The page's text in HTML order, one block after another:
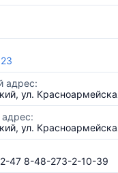
адрес:
ул.
ул.
47 8-48-273-2-10-39